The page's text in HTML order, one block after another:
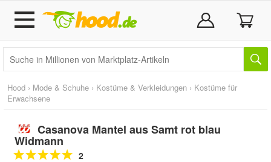
Hood › Mode & Schuhe › Kostüme & Verkleidungen › Kostüme für
Erwachsene
Casanova Mantel aus Samt rot blau
Widmann
2